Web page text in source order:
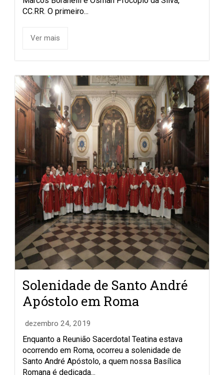
CC.RR. O primeiro...
Ver mais
Solenidade de Santo André
Apóstolo em Roma
dezembro 24, 2019
Enquanto a Reunião Sacerdotal Teatina estava
ocorrendo em Roma, ocorreu a solenidade de
Santo André Apóstolo, a quem nossa Basílica
Romana é dedicada...